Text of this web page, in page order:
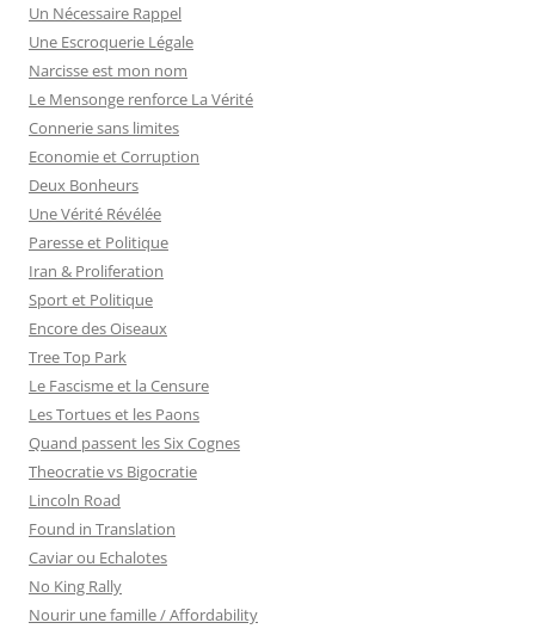
Un Nécessaire Rappel
Une Escroquerie Légale
Narcisse est mon nom
Le Mensonge renforce La Vérité
Connerie sans limites
Economie et Corruption
Deux Bonheurs
Une Vérité Révélée
Paresse et Politique
Iran & Proliferation
Sport et Politique
Encore des Oiseaux
Tree Top Park
Le Fascisme et la Censure
Les Tortues et les Paons
Quand passent les Six Cognes
Theocratie vs Bigocratie
Lincoln Road
Found in Translation
Caviar ou Echalotes
No King Rally
Nourir une famille / Affordability